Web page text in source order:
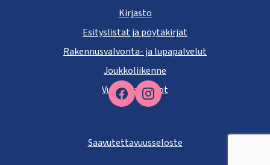
Facebook
Kirjasto
Esityslistat ja pöytäkirjat
Rakennusvalvonta- ja lupapalvelut
Joukkoliikenne
Vuokra-asunnot
Saavutettavuusseloste